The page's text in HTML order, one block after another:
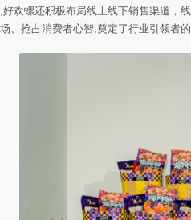
好欢螺还积极布局线上线下销售渠道，
、抢占消费者心智,奠定了行业引领者